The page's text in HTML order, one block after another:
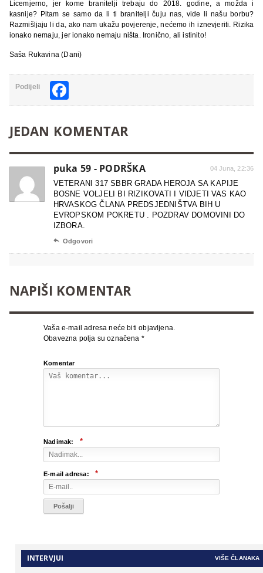
Licemjerno, jer kome branitelji trebaju do 2018. godine, a možda i
kasnije? Pitam se samo da li ti branitelji čuju nas, vide li našu borbu?
Razmišljaju li da, ako nam ukažu povjerenje, nećemo ih iznevjeriti. Rizika
ionako nemaju, jer ionako nemaju ništa. Ironično, ali istinito!
Saša Rukavina (Dani)
Podijeli
JEDAN KOMENTAR
puka 59 - PODRŠKA 04 Juna, 22:36
VETERANI 317 SBBR GRADA HEROJA SA KAPIJE
BOSNE VOLJELI BI RIZIKOVATI I VIDJETI VAS KAO
HRVASKOG ČLANA PREDSJEDNIŠTVA BIH U
EVROPSKOM POKRETU . POZDRAV DOMOVINI DO
IZBORA.
 Odgovori
NAPIŠI KOMENTAR
Vaša e-mail adresa neće biti objavljena.
Obavezna polja su označena *
Komentar
Nadimak: *
E-mail adresa: *
INTERVJUI VIŠE ČLANAKA